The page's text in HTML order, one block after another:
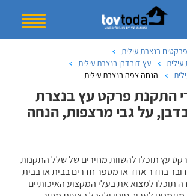
פרקטים בנצרת עילית
עץ דובדבן בנצרת עילית
הנחה צפה בנצרת עילית
התקנת פרקט עץ בנצרת
על גבי מרצפות, הנחה
עץ תוכלו להשוות מחירים של שלל התקנות
בחדר אחד או מספר חדרים בבית או בבית
תוכלו למצוא את בעלי המקצוע האיכותיים